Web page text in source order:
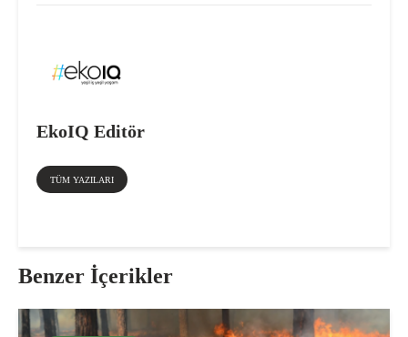
EkoIQ Editör
TÜM YAZILARI
Benzer İçerikler